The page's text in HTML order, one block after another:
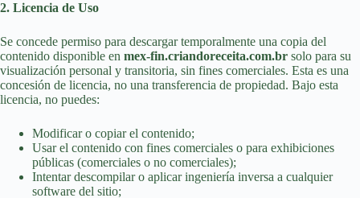
2. Licencia de Uso
Se concede permiso para descargar temporalmente una copia del
contenido disponible en mex-fin.criandoreceita.com.br solo para su
visualización personal y transitoria, sin fines comerciales. Esta es una
concesión de licencia, no una transferencia de propiedad. Bajo esta
licencia, no puedes:
Modificar o copiar el contenido;
Usar el contenido con fines comerciales o para exhibiciones
públicas (comerciales o no comerciales);
Intentar descompilar o aplicar ingeniería inversa a cualquier
software del sitio;